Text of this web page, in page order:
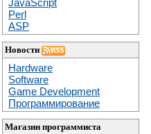
JavaScript
Perl
ASP
Новости
Hardware
Software
Game Development
Программирование
Магазин программиста